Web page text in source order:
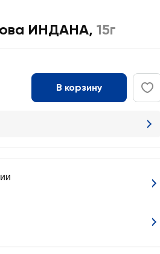
ИНДАНА, 15г
В корзину